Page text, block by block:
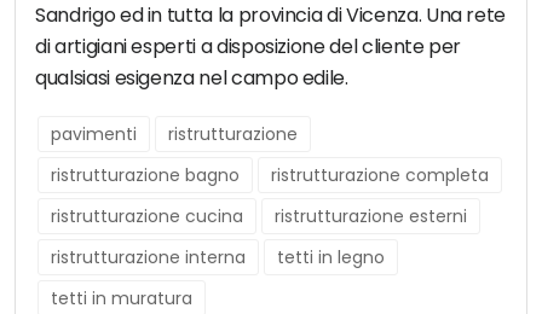
Sandrigo ed in tutta la provincia di Vicenza. Una rete
di artigiani esperti a disposizione del cliente per
qualsiasi esigenza nel campo edile.
pavimenti
ristrutturazione
ristrutturazione bagno
ristrutturazione completa
ristrutturazione cucina
ristrutturazione esterni
ristrutturazione interna
tetti in legno
tetti in muratura